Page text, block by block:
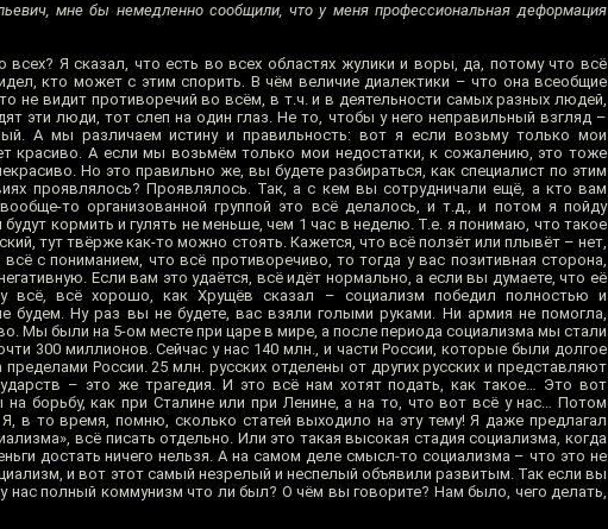
мне бы немедленно сообщили, что у меня профессиональная деформация
всех? Я сказал, что есть во всех областях жулики и воры, да, потому что всё
кто может с этим спорить. В чём величие диалектики – что она всеобщие
не видит противоречий во всём, в т.ч. и в деятельности самых разных людей,
эти люди, тот слеп на один глаз. Не то, чтобы у него неправильный взгляд –
А мы различаем истину и правильность: вот я если возьму только мои
красиво. А если мы возьмём только мои недостатки, к сожалению, это тоже
Но это правильно же, вы будете разбираться, как специалист по этим
проявлялось? Проявлялось. Так, а с кем вы сотрудничали ещё, а кто вам
то организованной группой это всё делалось, и т.д., и потом я пойду
кормить и гулять не меньше, чем 1 час в неделю. Т.е. я понимаю, что такое
тут твёрже как-то можно стоять. Кажется, что всё ползёт или плывёт – нет,
с пониманием, что всё противоречиво, то тогда у вас позитивная сторона,
Если вам это удаётся, всё идёт нормально, а если вы думаете, что её
всё, всё хорошо, как Хрущёв сказал – социализм победил полностью и
будем. Ну раз вы не будете, вас взяли голыми руками. Ни армия не помогла,
Мы были на 5-ом месте при царе в мире, а после периода социализма мы стали
300 миллионов. Сейчас у нас 140 млн., и части России, которые были долгое
России. 25 млн. русских отделены от других русских и представляют
– это же трагедия. И это всё нам хотят подать, как такое… Это вот
борьбу, как при Сталине или при Ленине, а на то, что вот всё у нас… Потом
в то время, помню, сколько статей выходило на эту тему! Я даже предлагал
всё писать отдельно. Или это такая высокая стадия социализма, когда
достать ничего нельзя. А на самом деле смысл-то социализма – что это не
и вот этот самый незрелый и неспелый объявили развитым. Так если вы
нас полный коммунизм что ли был? О чём вы говорите? Нам было, чего делать,